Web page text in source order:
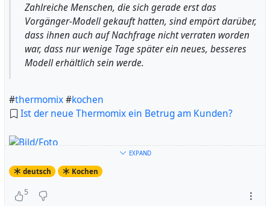
Zahlreiche Menschen, die sich gerade erst das
Vorgänger-Modell gekauft hatten, sind empört darüber,
dass ihnen auch auf Nachfrage nicht verraten worden
war, dass nur wenige Tage später ein neues, besseres
Modell erhältlich sein werde.
#thermomix#kochen
Ist der neue Thermomix ein Betrug am Kunden?
Völlig überraschend bringt Vorwerk einen neuen
Thermomix auf den Markt - er kann jetzt auch braten.
EXPAND
deutsch Kochen
5